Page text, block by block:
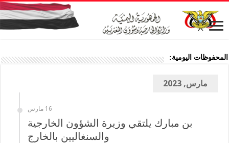
المحفوظات اليومية:
مارس, 2023
16 مارس
بن مبارك يلتقي وزيرة الشؤون الخارجية
والسنغاليين بالخارج